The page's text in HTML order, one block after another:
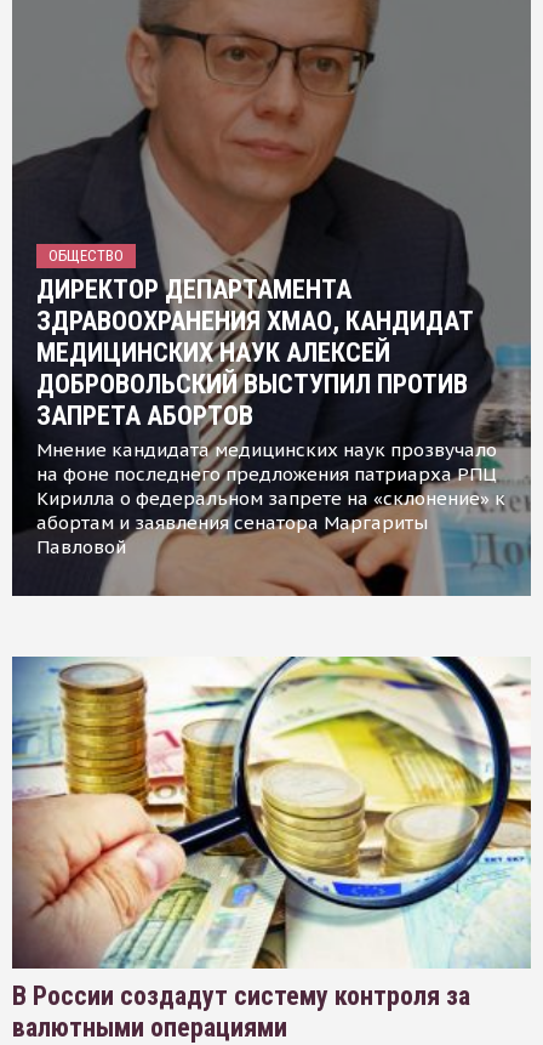
ОБЩЕСТВО
ДИРЕКТОР ДЕПАРТАМЕНТА
ЗДРАВООХРАНЕНИЯ ХМАО, КАНДИДАТ
МЕДИЦИНСКИХ НАУК АЛЕКСЕЙ
ДОБРОВОЛЬСКИЙ ВЫСТУПИЛ ПРОТИВ
ЗАПРЕТА АБОРТОВ
Мнение кандидата медицинских наук прозвучало
на фоне последнего предложения патриарха РПЦ
Кирилла о федеральном запрете на «склонение» к
абортам и заявления сенатора Маргариты
Павловой
В России создадут систему контроля за
валютными операциями